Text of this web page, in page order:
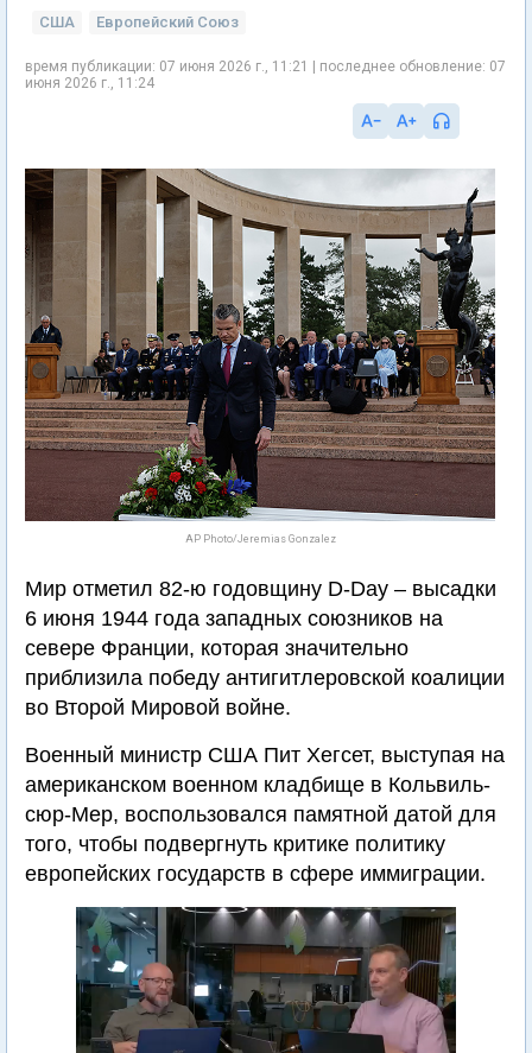
США Европейский Союз
время публикации: 07 июня 2026 г., 11:21 | последнее обновление: 07
июня 2026 г., 11:24
AP Photo/Jeremias Gonzalez
Мир отметил 82-ю годовщину D-Day – высадки
6 июня 1944 года западных союзников на
севере Франции, которая значительно
приблизила победу антигитлеровской коалиции
во Второй Мировой войне.
Военный министр США Пит Хегсет, выступая на
американском военном кладбище в Кольвиль-
сюр-Мер, воспользовался памятной датой для
того, чтобы подвергнуть критике политику
европейских государств в сфере иммиграции.